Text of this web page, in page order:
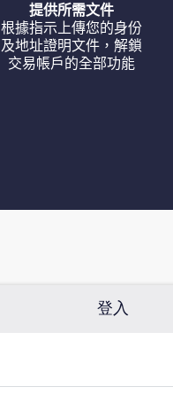
提供所需文件
根據指示上傳您的身份
及地址證明文件，解鎖
交易帳戶的全部功能